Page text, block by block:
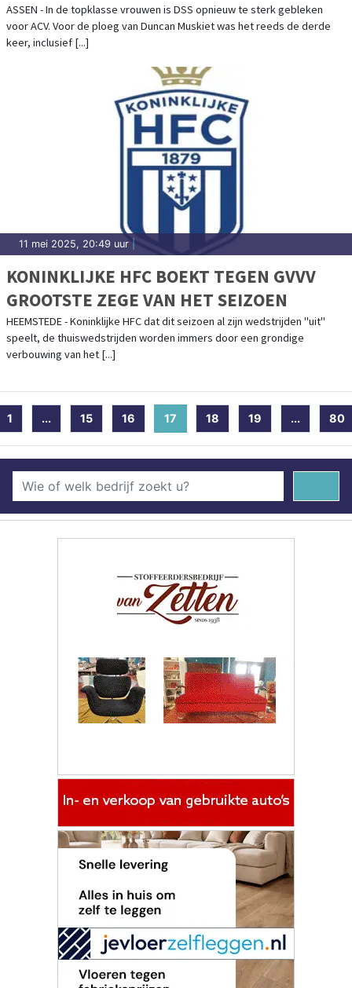
ASSEN - In de topklasse vrouwen is DSS opnieuw te sterk gebleken
voor ACV. Voor de ploeg van Duncan Muskiet was het reeds de derde
keer, inclusief [...]
11 mei 2025, 20:49 uur
KONINKLIJKE HFC BOEKT TEGEN GVVV
GROOTSTE ZEGE VAN HET SEIZOEN
HEEMSTEDE - Koninklijke HFC dat dit seizoen al zijn wedstrijden "uit"
speelt, de thuiswedstrijden worden immers door een grondige
verbouwing van het [...]
1 ... 15 16 17 (current)
18 19 ... 80